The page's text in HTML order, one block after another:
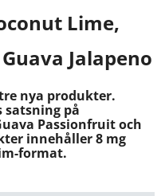
Lime,
Jalapeno
nya produkter.
satsning på
Passionfruit och
innehåller 8 mg
format.